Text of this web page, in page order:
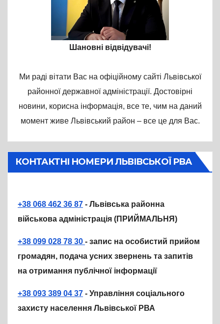
Шановні відвідувачі!
Ми раді вітати Вас на офіційному сайті Львівської
районної державної адміністрації. Достовірні
новини, корисна інформація, все те, чим на даний
момент живе Львівський район – все це для Вас.
КОНТАКТНІ НОМЕРИ ЛЬВІВСЬКОЇ РВА
+38 068 462 36 87 - Львівська районна
військова адміністрація (ПРИЙМАЛЬНЯ)
+38 099 028 78 30 - запис на особистий прийом
громадян, подача усних звернень та запитів
на отримання публічної інформації
+38 093 389 04 37 - Управління соціального
захисту населення Львівської РВА